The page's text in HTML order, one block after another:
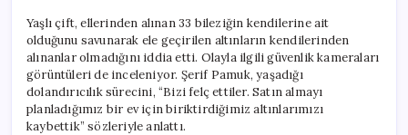
Yaşlı çift, ellerinden alınan 33 bileziğin kendilerine ait
olduğunu savunarak ele geçirilen altınların kendilerinden
alınanlar olmadığını iddia etti. Olayla ilgili güvenlik kameraları
görüntüleri de inceleniyor. Şerif Pamuk, yaşadığı
dolandırıcılık sürecini, “Bizi felç ettiler. Satın almayı
planladığımız bir ev için biriktirdiğimiz altınlarımızı
kaybettik” sözleriyle anlattı.